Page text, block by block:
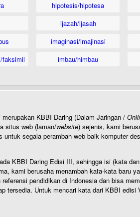
faksimil
hipotesis/hipotesa
ijazah/ijasah
imaginasi/imajinasi
imbau/himbau
KBBI Daring (Dalam Jaringan /
situs web (laman/website) sejenis, kami
segala perambah web baik komputer
KBBI Daring Edisi III, sehingga isi (kata
kami berusaha menambah kata-kata baru
pendidikan di Indonesia dan bisa
tersedia. Untuk mencari kata dari KBBI